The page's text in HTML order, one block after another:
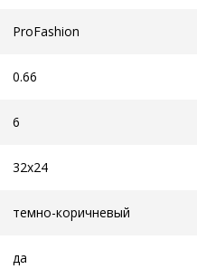
ProFashion
0.66
6
32х24
темно-коричневый
да